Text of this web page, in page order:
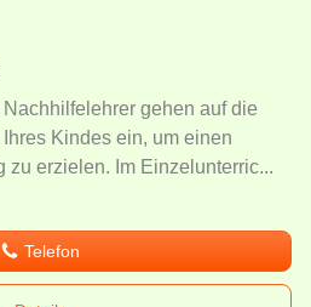
gehen auf die
Kindes ein, um einen
zu erzielen. Im Einzelunterric...
Telefon